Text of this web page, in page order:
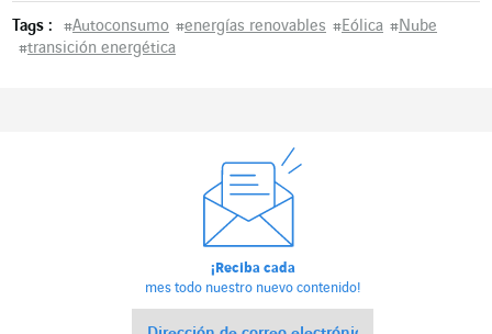
Tags : #Autoconsumo #energías renovables #Eólica #Nube
#transición energética
¡Reciba cada
mes todo nuestro nuevo contenido!